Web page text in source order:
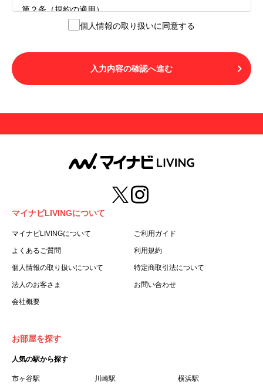
第２条（規約の適用）
１.本サービスを利用する者（以下「利用者」といいます）
LIVINGご契約にあたり取得する個人情報の取り扱いについ
て」の内容をすべて承諾したものとみなされます。不承諾
の意思表示は、本サービスを利用しないことをもってのみ
用することはできません。
第３条（用語の定義）
１.「本サ―ビス」とは、第１章第１条で規定する当社が運
営するマイナビLIVINGを意味します。
２.「利用者」とは、第１章第２条に規定する本サービスを
利用する個人を意味します。
３.「本サイト」とは、当社が運営する本サービスに関する
ます。
５.「会員」とは、第２章第１条に基づき会員登録が完了し
た個人を意味します。
録した情報、本サービス利用中に当社が登録を求めた情報
った場合の当該情報を意味します。
７.「本会員制度」とは、会員による本サービスの利用の促
個人情報の取り扱いに同意する
入力内容の確認へ進む
マイナビLIVINGについて
マイナビLIVINGについて ご利用ガイド
よくあるご質問 利用規約
個人情報の取り扱いについて 特定商取引法について
法人のお客さま お問い合わせ
会社概要
お部屋を探す
人気の駅から探す
市ヶ谷駅 川崎駅 横浜駅